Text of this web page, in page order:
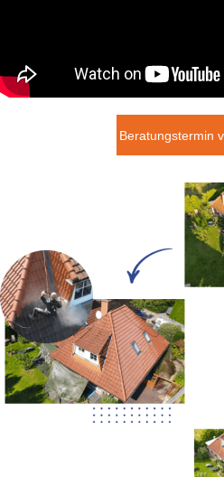
Beratungstermin